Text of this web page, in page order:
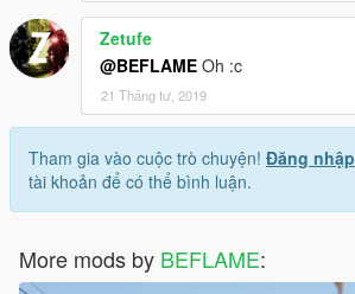
Zetufe
@BEFLAME Oh :c
21 Tháng tư, 2019
Tham gia vào cuộc trò chuyện! Đăng nhập
tài khoản để có thể bình luận.
More mods by BEFLAME: